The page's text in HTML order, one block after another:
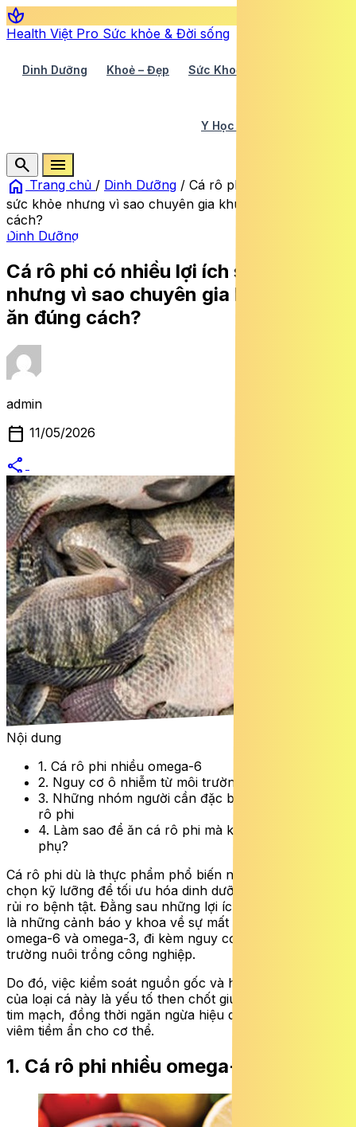
spa
Health Việt Pro Sức khỏe & Đời sống
Dinh Dưỡng Khoẻ – Đẹp Sức Khoẻ TV
Y Học Cổ Truyền
search
menu
home Trang chủ / Dinh Dưỡng / Cá rô phi có nhiều lợi ích
sức khỏe nhưng vì sao chuyên gia khuyên nên ăn đúng
cách?
Dinh Dưỡng
Cá rô phi có nhiều lợi ích sức khỏe
nhưng vì sao chuyên gia khuyên nên
ăn đúng cách?
admin
calendar_today 11/05/2026
share
Nội dung
1. Cá rô phi nhiều omega-6
2. Nguy cơ ô nhiễm từ môi trường nuôi
3. Những nhóm người cần đặc biệt lưu ý khi ăn cá
rô phi
4. Làm sao để ăn cá rô phi mà không lo tác dụng
phụ?
Cá rô phi dù là thực phẩm phổ biến nhưng cần được lựa
chọn kỹ lưỡng để tối ưu hóa dinh dưỡng và giảm thiểu
rủi ro bệnh tật. Đằng sau những lợi ích sức khỏe vốn có
là những cảnh báo y khoa về sự mất cân bằng giữa tỷ lệ
omega-6 và omega-3, đi kèm nguy cơ nhiễm độc từ môi
trường nuôi trồng công nghiệp.
Do đó, việc kiểm soát nguồn gốc và hiểu rõ tác động
của loại cá này là yếu tố then chốt giúp bảo vệ sức khỏe
tim mạch, đồng thời ngăn ngừa hiệu quả các phản ứng
viêm tiềm ẩn cho cơ thể.
1. Cá rô phi nhiều omega-6